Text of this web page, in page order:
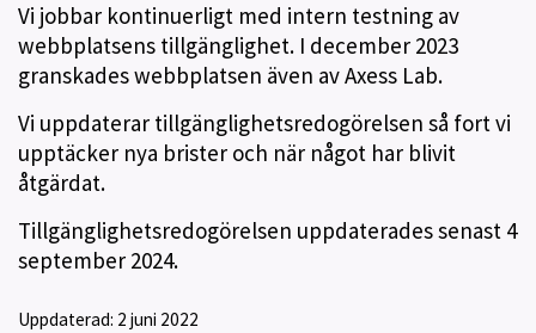
Vi jobbar kontinuerligt med intern testning av
webbplatsens tillgänglighet. I december 2023
granskades webbplatsen även av Axess Lab.
Vi uppdaterar tillgänglighetsredogörelsen så fort vi
upptäcker nya brister och när något har blivit
åtgärdat.
Tillgänglighetsredogörelsen uppdaterades senast 4
september 2024.
Uppdaterad: 2 juni 2022